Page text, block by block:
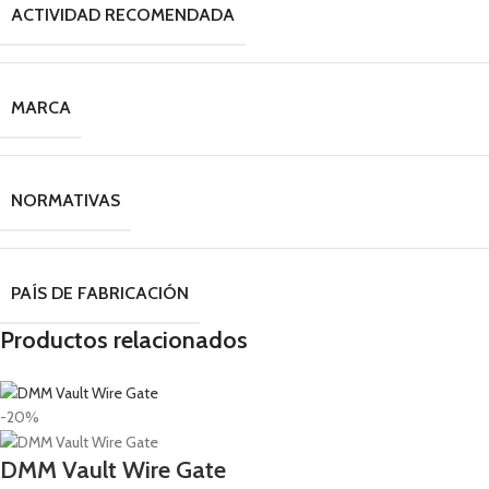
ACTIVIDAD RECOMENDADA
MARCA
NORMATIVAS
PAÍS DE FABRICACIÓN
Productos relacionados
-20%
DMM Vault Wire Gate